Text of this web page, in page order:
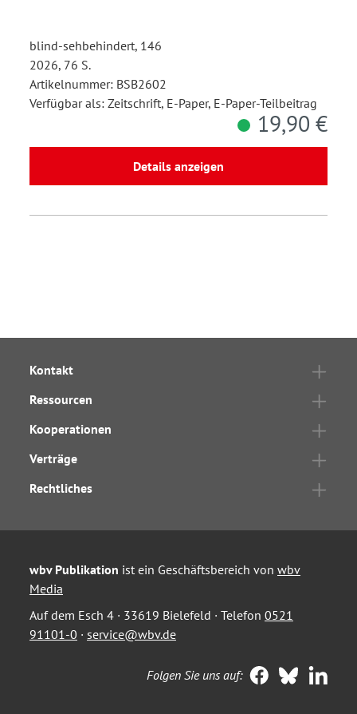
blind-sehbehindert, 146
2026, 76 S.
Artikelnummer: BSB2602
Verfügbar als: Zeitschrift, E-Paper, E-Paper-Teilbeitrag
19,90 €
Details anzeigen
Kontakt
Ressourcen
Kooperationen
Verträge
Rechtliches
wbv Publikation ist ein Geschäftsbereich von wbv
Media
Auf dem Esch 4 · 33619 Bielefeld · Telefon 0521
91101-0 · service@wbv.de
Folgen Sie uns auf: